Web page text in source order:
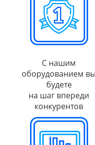
С нашим
оборудованием вы
будете
на шаг впереди
конкурентов